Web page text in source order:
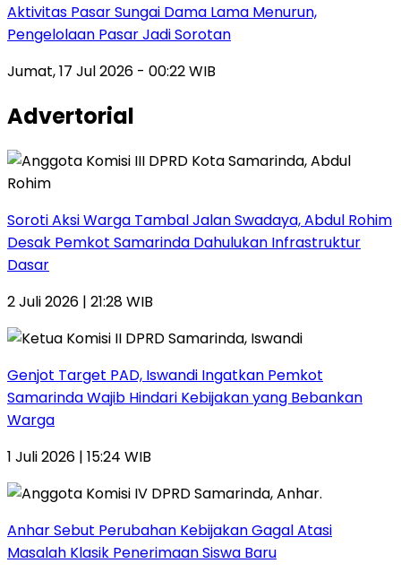
Aktivitas Pasar Sungai Dama Lama Menurun,
Pengelolaan Pasar Jadi Sorotan
Jumat, 17 Jul 2026 - 00:22 WIB
Advertorial
Soroti Aksi Warga Tambal Jalan Swadaya, Abdul Rohim
Desak Pemkot Samarinda Dahulukan Infrastruktur
Dasar
2 Juli 2026 | 21:28 WIB
Genjot Target PAD, Iswandi Ingatkan Pemkot
Samarinda Wajib Hindari Kebijakan yang Bebankan
Warga
1 Juli 2026 | 15:24 WIB
Anhar Sebut Perubahan Kebijakan Gagal Atasi
Masalah Klasik Penerimaan Siswa Baru